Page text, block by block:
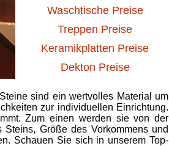
Waschtische Preise
Treppen Preise
Keramikplatten Preise
Dekton Preise
sind ein wertvolles Material um
zur individuellen Einrichtung.
Zum einen werden sie von der
Größe des Vorkommens und
Schauen Sie sich in unserem Top-